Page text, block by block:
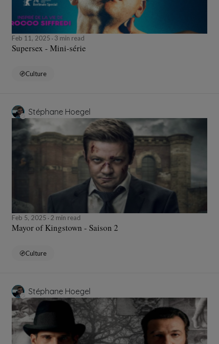
Feb 11, 2025 3 min read
Supersex - Mini-série
Culture
Stéphane Hoegel
Feb 5, 2025 2 min read
Mayor of Kingstown - Saison 2
Culture
Stéphane Hoegel